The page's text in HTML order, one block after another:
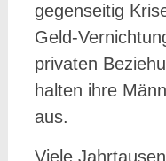
gegenseitig
Geld-
privaten
halten ihre
aus.
Viele